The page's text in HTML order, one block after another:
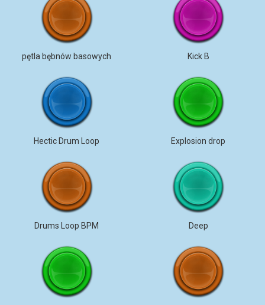
pętla bębnów basowych Kick B
Hectic Drum Loop Explosion drop
Drums Loop BPM Deep